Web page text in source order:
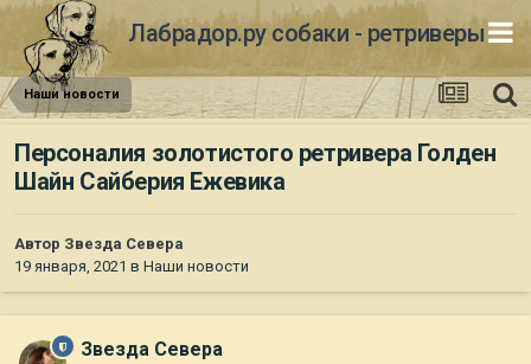
Лабрадор.ру собаки - ретриверы
Наши новости
Персоналия золотистого ретривера Голден
Шайн Сайберия Ежевика
Автор Звезда Севера
19 января, 2021 в Наши новости
Звезда Севера